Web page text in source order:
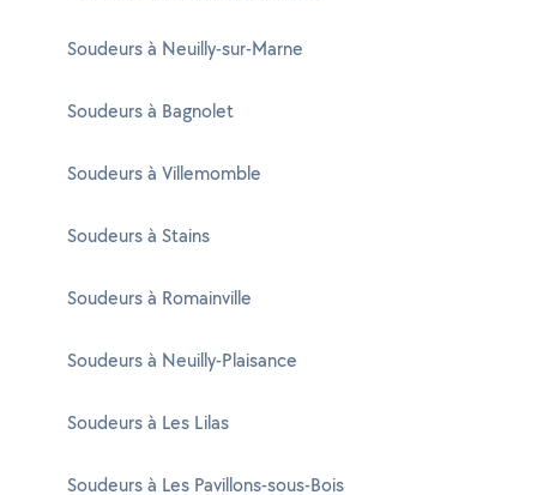
Soudeurs à Neuilly-sur-Marne
Soudeurs à Bagnolet
Soudeurs à Villemomble
Soudeurs à Stains
Soudeurs à Romainville
Soudeurs à Neuilly-Plaisance
Soudeurs à Les Lilas
Soudeurs à Les Pavillons-sous-Bois